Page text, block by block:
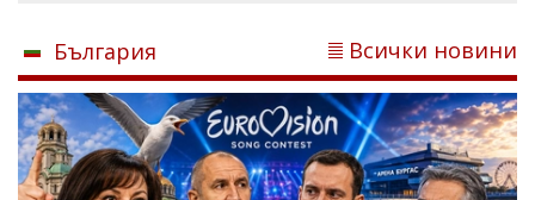
България Всички новини